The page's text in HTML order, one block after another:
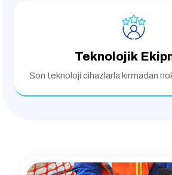
Teknolojik
Son teknoloji cihazlarla kırmadan